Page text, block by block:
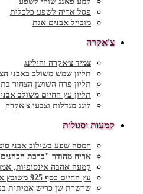
פסל אריה לשפע כלכלית
מובייל אבנים אגת
צ'אקרה
צמיד צ׳אקרה והילינג
תליון שמש משולב באבני
תליון פרח השושן הצחור
תליון עץ החיים משולב
לונג מנדלות וצבעי צ׳אקרה
קמעות וסגולות
חמסה שפע בשילוב אבני
אריח מהודר "ברכת
קמעה אהבה אינסופיות,
עץ החיים כסף 925 משובץ אבני חן
שרשרת שן כריש אמיתית